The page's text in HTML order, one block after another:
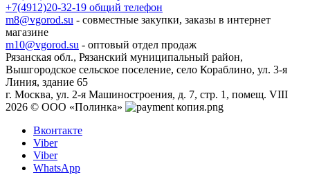
+7(4912)20-32-19 общий телефон
m8@vgorod.su - совместные закупки, заказы в интернет
магазине
m10@vgorod.su - оптовый отдел продаж
Рязанская обл., Рязанский муниципальный район,
Вышгородское сельское поселение, село Кораблино, ул. 3-я
Линия, здание 65
г. Москва, ул. 2-я Машиностроения, д. 7, стр. 1, помещ. VIII
2026 © ООО «Полинка»
Вконтакте
Viber
Viber
WhatsApp